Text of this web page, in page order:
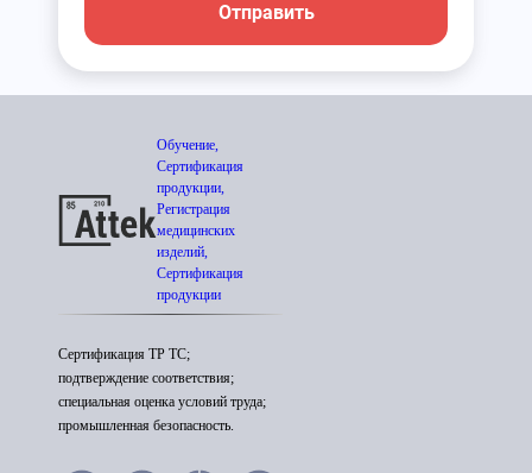
Отправить
Обучение,
Сертификация
продукции,
Регистрация
медицинских
изделий,
Сертификация
продукции
Сертификация ТР ТС;
подтверждение соответствия;
специальная оценка условий труда;
промышленная безопасность.